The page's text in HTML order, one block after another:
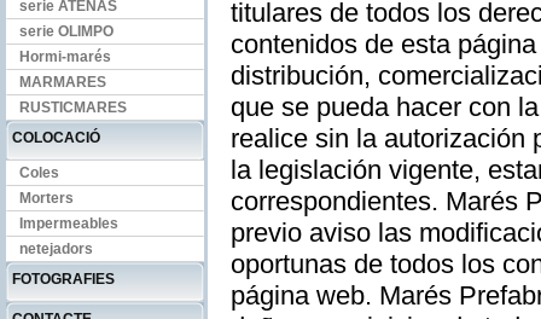
serie ATENAS
serie OLIMPO
Hormi-marés
MARMARES
RUSTICMARES
COLOCACIÓ
Coles
Morters
Impermeables
netejadors
FOTOGRAFIES
titulares de todos los
contenidos de esta
distribución,
que se pueda hacer con
realice sin la autorización
la legislación vigente,
correspondientes. Marés
previo aviso las
oportunas de todos los
página web. Marés